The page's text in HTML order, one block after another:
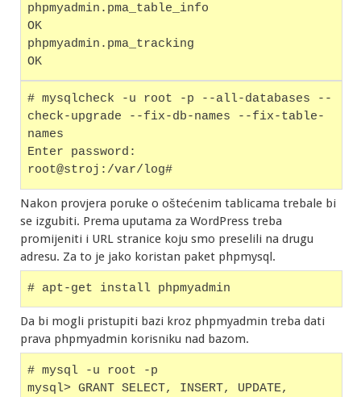
phpmyadmin.pma_table_info
OK
phpmyadmin.pma_tracking
OK
# mysqlcheck -u root -p --all-databases --
check-upgrade --fix-db-names --fix-table-
names
Enter password:
root@stroj:/var/log#
Nakon provjera poruke o oštećenim tablicama trebale bi
se izgubiti. Prema uputama za WordPress treba
promijeniti i URL stranice koju smo preselili na drugu
adresu. Za to je jako koristan paket phpmysql.
# apt-get install phpmyadmin
Da bi mogli pristupiti bazi kroz phpmyadmin treba dati
prava phpmyadmin korisniku nad bazom.
# mysql -u root -p
mysql> GRANT SELECT, INSERT, UPDATE,